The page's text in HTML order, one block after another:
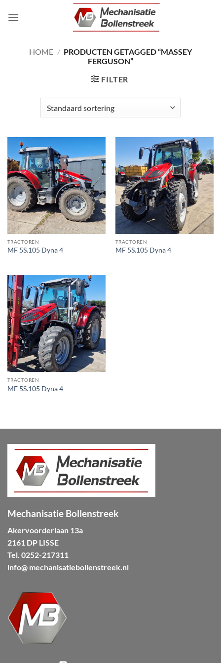
naar
HOME / PRODUCTEN GETAGGED “MASSEY
FERGUSON”
FILTER
TRACTOREN
MF 5S.105 Dyna 4
TRACTOREN
MF 5S.105 Dyna 4
TRACTOREN
MF 5S.105 Dyna 4
Mechanisatie Bollenstreek
Akervoorderlaan 13a
2161 DP LISSE
Tel. 0252-217311
info@ mechanisatiebollenstreek.nl